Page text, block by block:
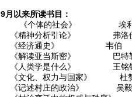
9月以来所读书目：
《个体的社会》 埃利
《精神分析引论》 弗洛
《经济通史》 韦伯
《解读亚当斯密》 巴特
《人类学是什么》 王铭
《文化、权力与国家》 杜
《记述村庄的政治》 吴毅